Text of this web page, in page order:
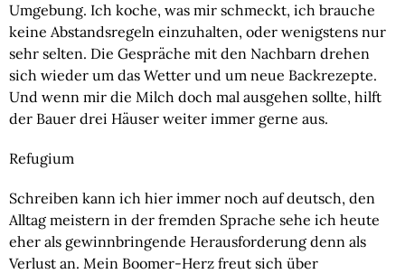
Umgebung. Ich koche, was mir schmeckt, ich brauche
keine Abstandsregeln einzuhalten, oder wenigstens nur
sehr selten. Die Gespräche mit den Nachbarn drehen
sich wieder um das Wetter und um neue Backrezepte.
Und wenn mir die Milch doch mal ausgehen sollte, hilft
der Bauer drei Häuser weiter immer gerne aus.
Refugium
Schreiben kann ich hier immer noch auf deutsch, den
Alltag meistern in der fremden Sprache sehe ich heute
eher als gewinnbringende Herausforderung denn als
Verlust an. Mein Boomer-Herz freut sich über